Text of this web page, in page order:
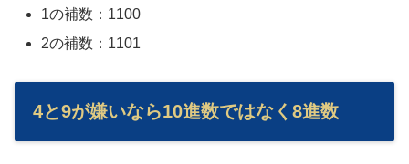
1の補数：1100
2の補数：1101
4と9が嫌いなら10進数ではなく8進数